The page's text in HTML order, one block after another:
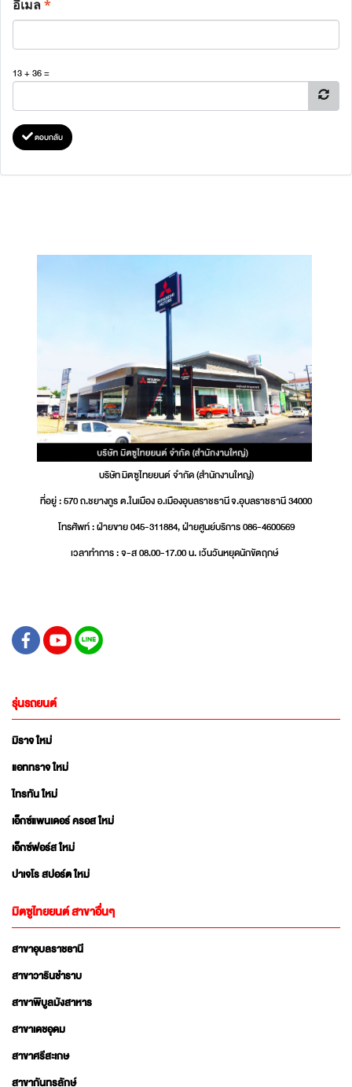
อีเมล*
13 + 36 =
ตอบกลับ
บริษัท มิตซูไทยยนต์ จำกัด (สำนักงานใหญ่)
ที่อยู่ : 570 ถ.ชยางกูร ต.ในเมือง อ.เมืองอุบลราชธานี จ.อุบลราชธานี 34000
โทรศัพท์ : ฝ่ายขาย 045-311884, ฝ่ายศูนย์บริการ 086-4600569
เวลาทำการ : จ-ส 08.00-17.00 น. เว้นวันหยุดนักขัตฤกษ์
รุ่นรถยนต์
มิราจ ใหม่
แอททราจ ใหม่
ไทรทัน ใหม่
เอ็กซ์แพนเดอร์ ครอส ใหม่
เอ็กซ์ฟอร์ส ใหม่
ปาเจโร สปอร์ต ใหม่
มิตซูไทยยนต์ สาขาอื่นๆ
สาขาอุบลราชธานี
สาขาวารินชำราบ
สาขาพิบูลมังสาหาร
สาขาเดชอุดม
สาขาศรีสะเกษ
สาขากันทรลักษ์